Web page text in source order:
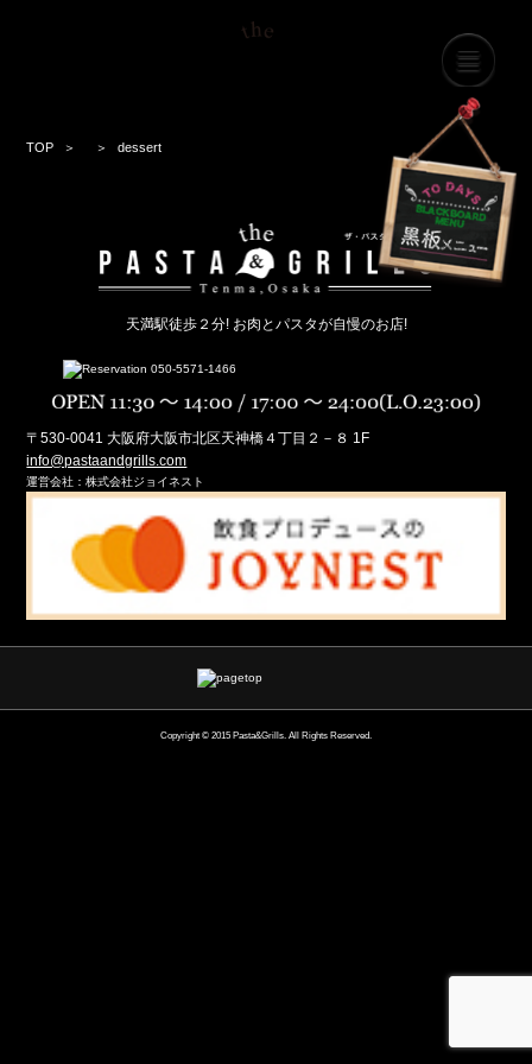
TOP dessert
天満駅徒歩２分! お肉とパスタが自慢のお店!
〒530-0041 大阪府大阪市北区天神橋４丁目２－８ 1F
info@pastaandgrills.com
運営会社：株式会社ジョイネスト
Copyright © 2015 Pasta&Grills. All Rights Reserved.